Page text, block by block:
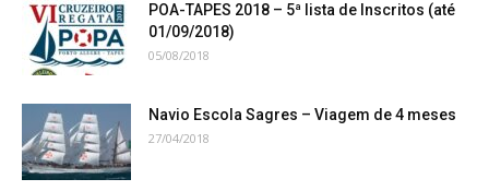
POA-TAPES 2018 – 5ª lista de Inscritos (até
01/09/2018)
05/08/2018
Navio Escola Sagres – Viagem de 4 meses
27/04/2018